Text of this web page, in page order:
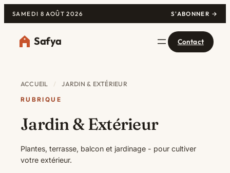
SAMEDI 8 AOÛT 2026 S'ABONNER →
Safya Contact
ACCUEIL / JARDIN & EXTÉRIEUR
RUBRIQUE
Jardin & Extérieur
Plantes, terrasse, balcon et jardinage - pour cultiver
votre extérieur.